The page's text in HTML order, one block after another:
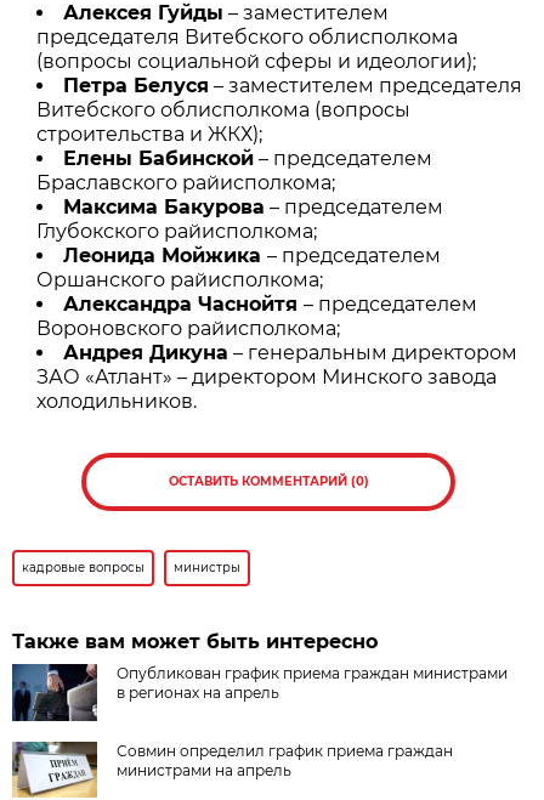
Алексея Гуйды – заместителем
председателя Витебского облисполкома
(вопросы социальной сферы и идеологии);
Петра Белуся – заместителем председателя
Витебского облисполкома (вопросы
строительства и ЖКХ);
Елены Бабинской – председателем
Браславского райисполкома;
Максима Бакурова – председателем
Глубокского райисполкома;
Леонида Мойжика– председателем
Оршанского райисполкома;
Александра Часнойтя– председателем
Вороновского райисполкома;
Андрея Дикуна – генеральным директором
ЗАО «Атлант» – директором Минского завода
холодильников.
ОСТАВИТЬ КОММЕНТАРИЙ (0)
кадровые вопросы министры
Также вам может быть интересно
Опубликован график приема граждан министрами
в регионах на апрель
Совмин определил график приема граждан
министрами на апрель